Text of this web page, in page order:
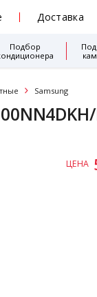
Доставка
Подбор
Samsung
ЦЕНА